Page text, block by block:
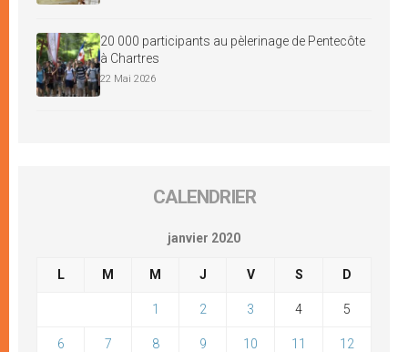
20 000 participants au pèlerinage de Pentecôte
à Chartres
22 Mai 2026
CALENDRIER
janvier 2020
L M M J V S D
1 2 3 4 5
6 7 8 9 10 11 12